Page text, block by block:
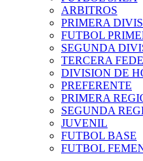
ARBITROS
PRIMERA
FUTBOL
SEGUNDA
TERCERA
DIVISION DE
PREFERENTE
PRIMERA
SEGUNDA
JUVENIL
FUTBOL BASE
FUTBOL